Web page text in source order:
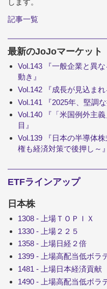
します。
記事一覧
最新のJoJoマーケット
Vol.143 『一般企業と異
動き』
Vol.142 『成長が見込まれ
Vol.141 『2025年、堅調
Vol.140 『「米国例外主
目』
Vol.139 『日本の半導体
権も経済対策で後押し～』
ETFラインアップ
日本株
1308 - 上場ＴＯＰＩＸ
1330 - 上場２２５
1358 - 上場日経２倍
1399 - 上場高配当低ボラ
1481 - 上場日本経済貢献
1490 - 上場高配当低ボラ